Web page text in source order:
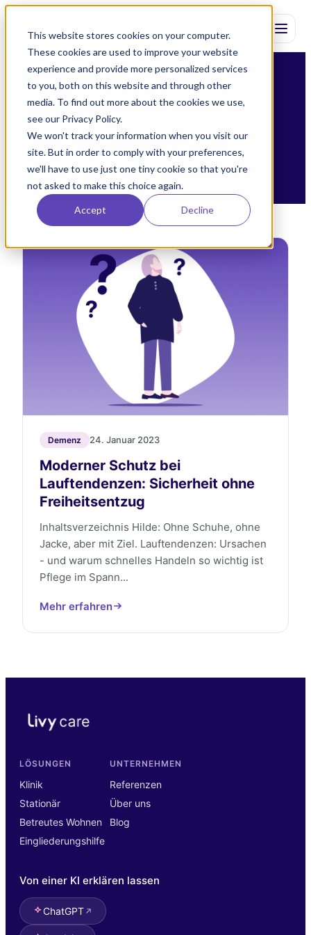
This website stores cookies on your computer.
These cookies are used to improve your website
experience and provide more personalized services
to you, both on this website and through other
media. To find out more about the cookies we use,
see our Privacy Policy.
We won't track your information when you visit our
site. But in order to comply with your preferences,
we'll have to use just one tiny cookie so that you're
not asked to make this choice again.
Accept Decline
WISSEN FÜR DIE PFLEGE VON
MORGEN
Alle Beitraege zum Thema .
Demenz 24. Januar 2023
Moderner Schutz bei
Lauftendenzen: Sicherheit ohne
Freiheitsentzug
Inhaltsverzeichnis Hilde: Ohne Schuhe, ohne
Jacke, aber mit Ziel. Lauftendenzen: Ursachen
- und warum schnelles Handeln so wichtig ist
Pflege im Spann...
Mehr erfahren
LÖSUNGEN
Klinik
Stationär
Betreutes Wohnen
Eingliederungshilfe
UNTERNEHMEN
Referenzen
Über uns
Blog
Von einer KI erklären lassen
ChatGPT